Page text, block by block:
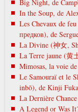
Big Night, de
In the Soup, de
Les Chevaux de
предков), de
La Divine (神女,
La Terre jaune (黄
Mimosas, la voie
Le Samouraï et le
inbō), de Kinji
La Dernière
A Legend or Was